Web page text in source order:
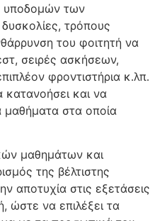
υποδομών των
τρόπους
του φοιτητή να
σειρές ασκήσεων,
φροντιστήρια κ.λπ.
και να
μαθήματα στα οποία
μαθημάτων και
της βέλτιστης
αποτυχία στις εξετάσεις
ώστε να επιλέξει τα